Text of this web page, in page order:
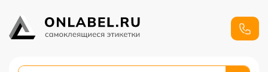
+7
991